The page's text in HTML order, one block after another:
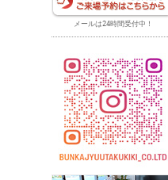
メールは24時間受付中！